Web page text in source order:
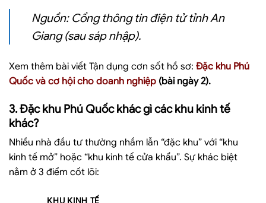
Nguồn: Cổng thông tin điện tử tỉnh An
Giang (sau sáp nhập).
Xem thêm bài viết Tận dụng cơn sốt hồ sơ: Đặc khu Phú
Quốc và cơ hội cho doanh nghiệp (bài ngày 2).
3. Đặc khu Phú Quốc khác gì các khu kinh tế
khác?
Nhiều nhà đầu tư thường nhầm lẫn “đặc khu” với “khu
kinh tế mở” hoặc “khu kinh tế cửa khẩu”. Sự khác biệt
nằm ở 3 điểm cốt lõi:
KHU KINH TẾ